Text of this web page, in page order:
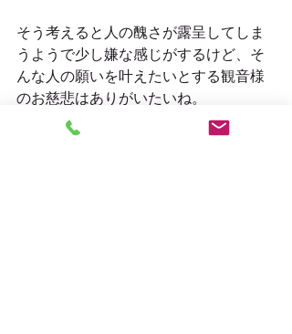
そう考えると人の醜さが露呈してしま
うようで少し嫌な感じがするけど、そ
んな人の願いを叶えたいとする観音様
のお慈悲はありがいたいね。
千手観音様にお参りする機会がありま